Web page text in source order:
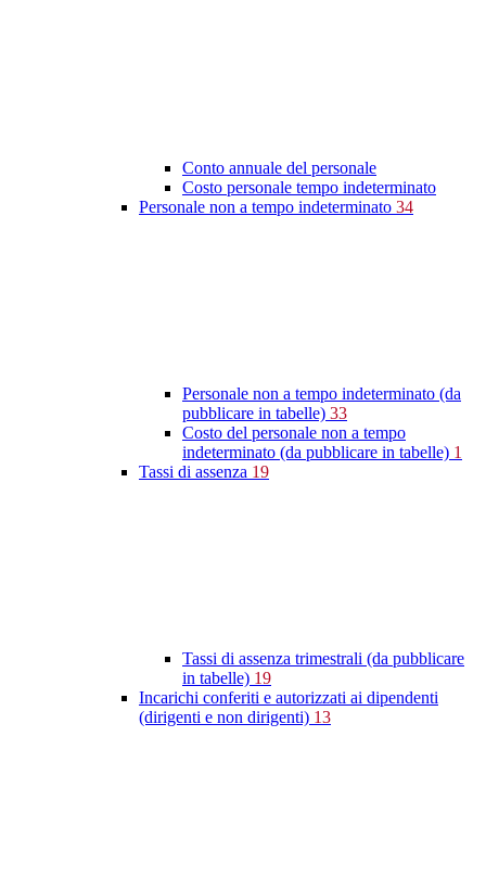
Conto annuale del personale
Costo personale tempo indeterminato
Personale non a tempo indeterminato 34
Personale non a tempo indeterminato (da
pubblicare in tabelle) 33
Costo del personale non a tempo
indeterminato (da pubblicare in tabelle) 1
Tassi di assenza 19
Tassi di assenza trimestrali (da pubblicare
in tabelle) 19
Incarichi conferiti e autorizzati ai dipendenti
(dirigenti e non dirigenti) 13